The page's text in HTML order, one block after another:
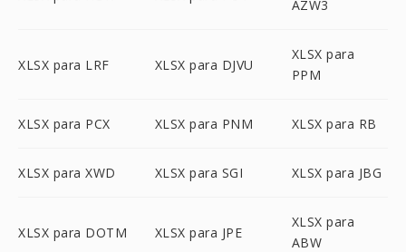
AZW3
XLSX para LRF XLSX para DJVU
XLSX para
PPM
XLSX para PCX XLSX para PNM XLSX para RB
XLSX para XWD XLSX para SGI XLSX para JBG
XLSX para DOTM XLSX para JPE
XLSX para
ABW